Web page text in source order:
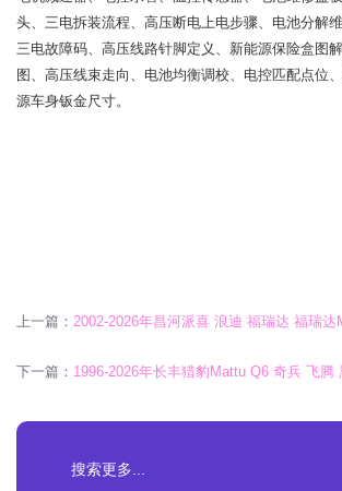
头、三电拆装流程、高压断电上电步骤、电池分解
三电故障码、高压线路针脚定义、新能源保险盒图
图、高压线束走向、电池均衡调校、电控匹配点位
源车身钣金尺寸。
上一篇： 2002-2026年昌河派喜 浪迪 福瑞达 福瑞达
下一篇： 1996-2026年长丰猎豹Mattu Q6 奇兵 飞腾